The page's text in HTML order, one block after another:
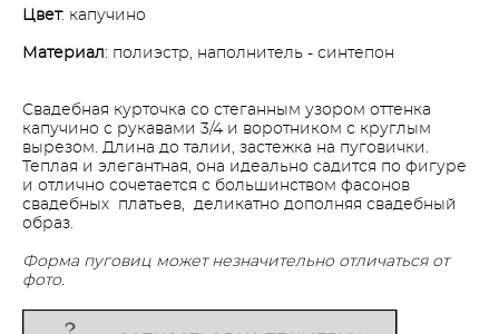
Цвет: капучино
Материал: полиэстр, наполнитель - синтепон
Свадебная курточка со стеганным узором оттенка
капучино с рукавами 3/4 и воротником с круглым
вырезом. Длина до талии, застежка на пуговички.
Теплая и элегантная, она идеально садится по фигуре
и отлично сочетается с большинством фасонов
свадебных платьев, деликатно дополняя свадебный
образ.
Форма пуговиц может незначительно отличаться от
фото.